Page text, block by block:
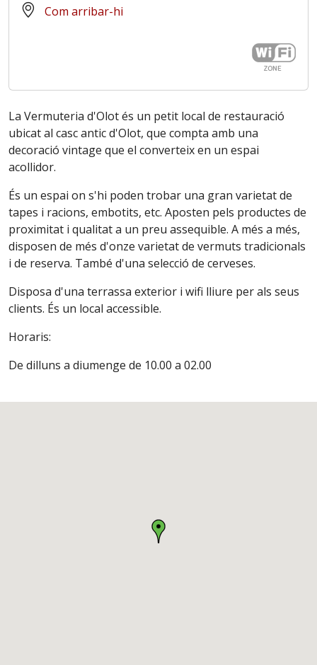
Com arribar-hi
La Vermuteria d'Olot és un petit local de restauració
ubicat al casc antic d'Olot, que compta amb una
decoració vintage que el converteix en un espai
acollidor.
És un espai on s'hi poden trobar una gran varietat de
tapes i racions, embotits, etc. Aposten pels productes de
proximitat i qualitat a un preu assequible. A més a més,
disposen de més d'onze varietat de vermuts tradicionals
i de reserva. També d'una selecció de cerveses.
Disposa d'una terrassa exterior i wifi lliure per als seus
clients. És un local accessible.
Horaris:
De dilluns a diumenge de 10.00 a 02.00